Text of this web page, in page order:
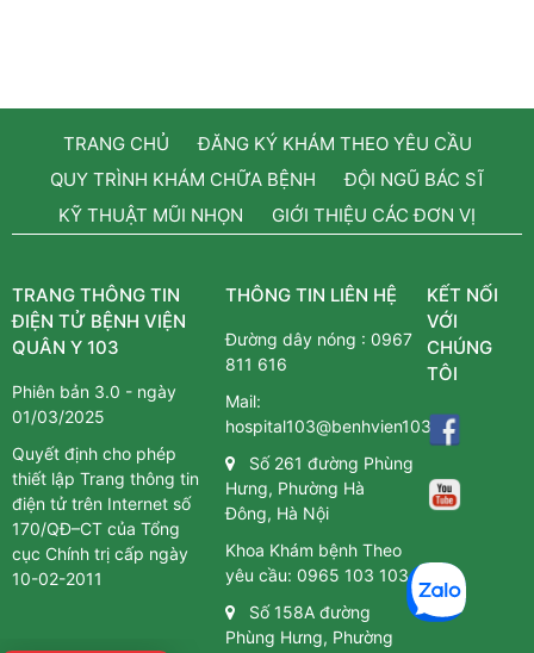
TRANG CHỦ
ĐĂNG KÝ KHÁM THEO YÊU CẦU
QUY TRÌNH KHÁM CHỮA BỆNH
ĐỘI NGŨ BÁC SĨ
KỸ THUẬT MŨI NHỌN
GIỚI THIỆU CÁC ĐƠN VỊ
TRANG THÔNG TIN
ĐIỆN TỬ BỆNH VIỆN
QUÂN Y 103
Phiên bản 3.0 - ngày
01/03/2025
Quyết định cho phép
thiết lập Trang thông tin
điện tử trên Internet số
170/QĐ–CT của Tổng
cục Chính trị cấp ngày
10-02-2011
THÔNG TIN LIÊN HỆ
Đường dây nóng :0967
811 616
Mail:
hospital103@benhvien103.vn
Số 261 đường Phùng
Hưng, Phường Hà
Đông, Hà Nội
Khoa Khám bệnh Theo
yêu cầu:0965 103 103
Số 158A đường
Phùng Hưng, Phường
KẾT NỐI
VỚI
CHÚNG
TÔI